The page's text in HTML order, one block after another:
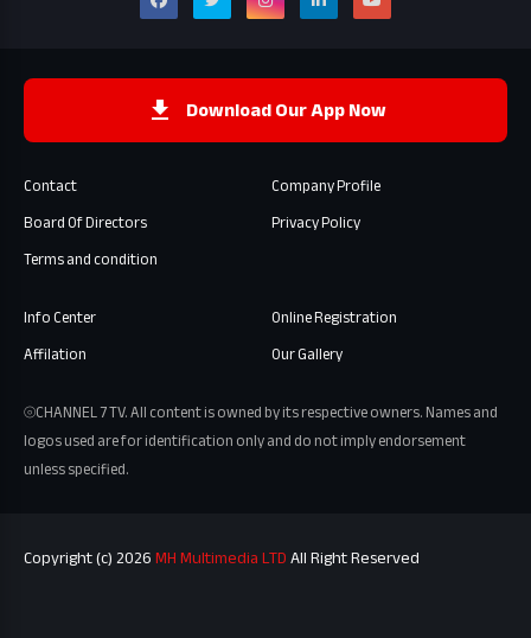
Download Our App Now
Contact
Company Profile
Board Of Directors
Privacy Policy
Terms and condition
Info Center
Online Registration
Affilation
Our Gallery
⦾CHANNEL 7 TV. All content is owned by its respective owners. Names and
logos used are for identification only and do not imply endorsement
unless specified.
Copyright (c) 2026MH Multimedia LTDAll Right Reserved